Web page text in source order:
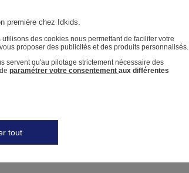
première chez Idkids.
des cookies nous permettant de faciliter votre
proposer des publicités et des produits personnalisés.
servent qu'au pilotage strictement nécessaire des
paramétrer votre consentement aux différentes
tout